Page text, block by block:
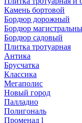
Камень бортовой
Бордюр дорожный
Бордюр
Бордюр садовый
Плитка тротуарная
Антика
Брусчатка
Классика
Мегаполис
Новый город
Палладио
Полигональ
Променад l